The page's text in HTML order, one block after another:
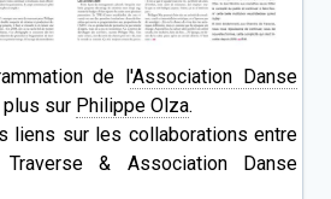
de l'Association Danse
sur Philippe Olza.
liens sur les collaborations entre
& Association Danse